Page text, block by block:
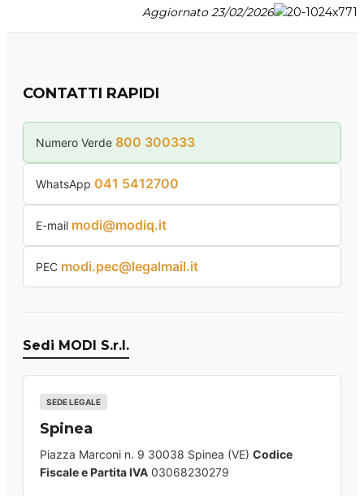
Aggiornato 23/02/2026
CONTATTI RAPIDI
Numero Verde 800 300333
WhatsApp 041 5412700
E-mail modi@modiq.it
PEC modi.pec@legalmail.it
Sedi MODI S.r.l.
SEDE LEGALE
Spinea
Piazza Marconi n. 9 30038 Spinea (VE) Codice
Fiscale e Partita IVA 03068230279